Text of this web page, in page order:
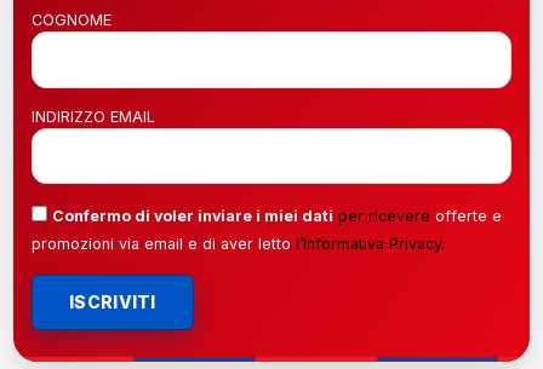
COGNOME
INDIRIZZO EMAIL
Confermo di voler inviare i miei dati per ricevere offerte e
promozioni via email e di aver letto l’Informativa Privacy.
ISCRIVITI